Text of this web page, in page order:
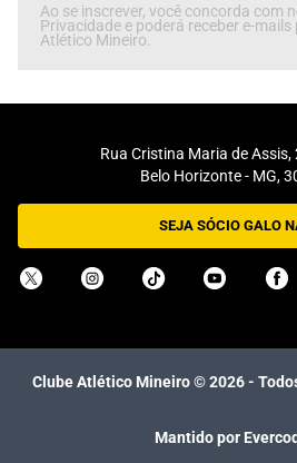
Ao se inscrever, você concorda com
Privacidade e poderá receber e-
Atlético Mineiro.
Rua Cristina Maria de Assis,
Belo Horizonte - MG,
SEJA SÓCIO GALO
Clube Atlético Mineiro ©2026-
Mantido por